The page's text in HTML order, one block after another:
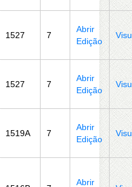
1527 7
Abrir
Edição
1527 7
Abrir
Edição
1519A 7
Abrir
Edição
Abrir